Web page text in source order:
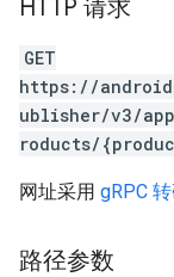
HTTP 请求
GET
https://
ublisher/v3/
roducts/
网址采用 gRPC
路径参数